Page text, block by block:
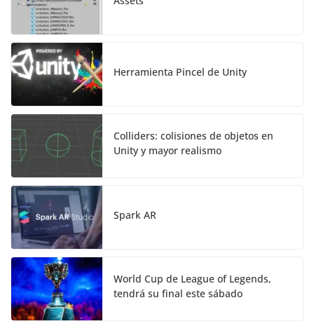
Herramienta Pincel de Unity
Colliders: colisiones de objetos en
Unity y mayor realismo
Spark AR
World Cup de League of Legends,
tendrá su final este sábado